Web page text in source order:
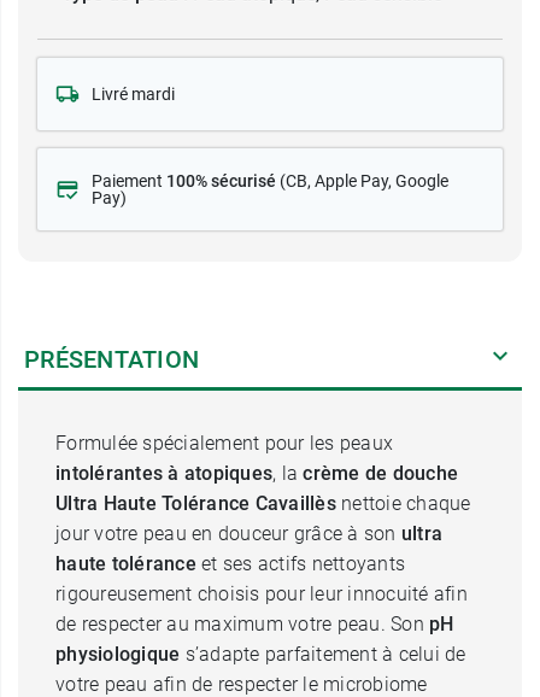
Livré mardi
Paiement 100% sécurisé (CB, Apple Pay, Google
Pay)
PRÉSENTATION
Formulée spécialement pour les peaux
intolérantes à atopiques, la crème de douche
Ultra Haute Tolérance Cavaillèsnettoie chaque
jour votre peau en douceur grâce à son ultra
haute tolérance et ses actifs nettoyants
rigoureusement choisis pour leur innocuité afin
de respecter au maximum votre peau. Son pH
physiologique s’adapte parfaitement à celui de
votre peau afin de respecter le microbiome